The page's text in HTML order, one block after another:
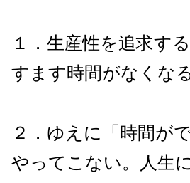
１．生産性を追求す
すます時間がなくな
２．ゆえに「時間
やってこない。人生